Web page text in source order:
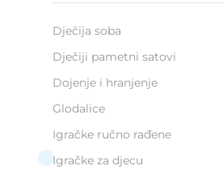
Dječija soba
Dječiji pametni satovi
Dojenje i hranjenje
Glodalice
Igračke ručno rađene
Igračke za djecu